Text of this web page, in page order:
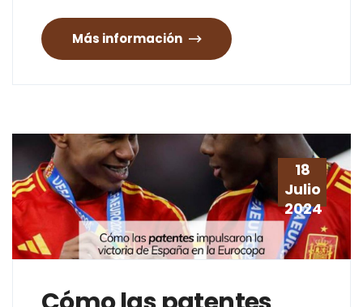
Más información
18
Julio
2024